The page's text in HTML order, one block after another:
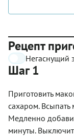
Рецепт
Негаснущий
Шаг 1
Приготовить
сахаром. Всыпать
Медленно
минуты.